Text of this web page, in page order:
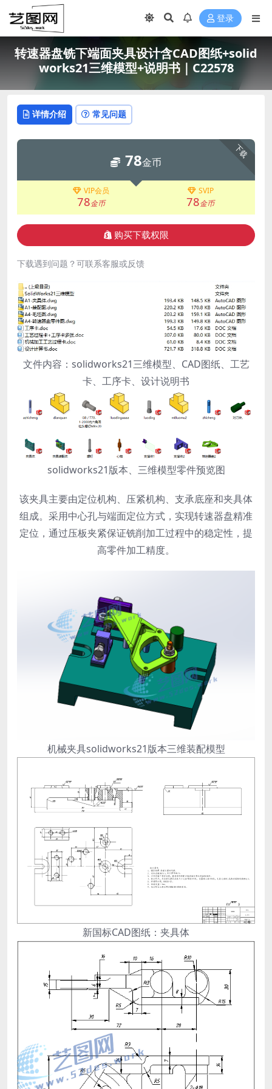
登录
转速器盘铣下端面夹具设计含CAD图纸+solid
works21三维模型+说明书｜C22578
详情介绍 常见问题
下载
78金币
VIP会员
78金币
SVIP
78金币
购买下载权限
下载遇到问题？可联系客服或反馈
文件内容：solidworks21三维模型、CAD图纸、工艺
卡、工序卡、设计说明书
solidworks21版本、三维模型零件预览图
该夹具主要由定位机构、压紧机构、支承底座和夹具体
组成。采用中心孔与端面定位方式，实现转速器盘精准
定位，通过压板夹紧保证铣削加工过程中的稳定性，提
高零件加工精度。
机械夹具solidworks21版本三维装配模型
新国标CAD图纸：夹具体